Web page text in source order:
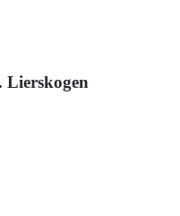
Lierskogen